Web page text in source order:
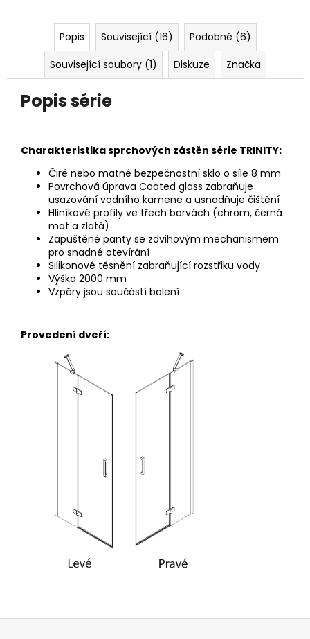
Popis Související (16)
Podobné (6)
Související soubory (1)
Diskuze Značka
Popis série
Charakteristika sprchových zástěn série TRINITY:
Čiré nebo matné bezpečnostní sklo o síle 8 mm
Povrchová úprava Coated glass zabraňuje
usazování vodního kamene a usnadňuje čištění
Hliníkové profily ve třech barvách (chrom, černá
mat a zlatá)
Zapuštěné panty se zdvihovým mechanismem
pro snadné otevírání
Silikonové těsnění zabraňující rozstřiku vody
Výška 2000 mm
Vzpěry jsou součástí balení
Provedení dveří:
Z